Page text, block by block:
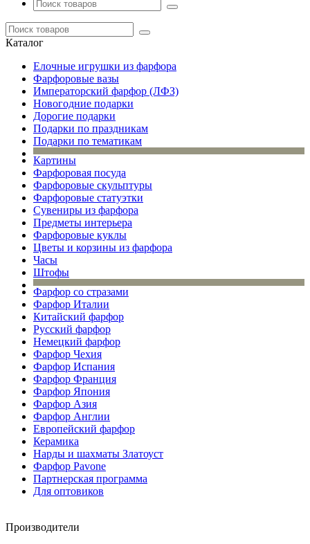
Каталог
Елочные игрушки из фарфора
Фарфоровые вазы
Императорский фарфор (ЛФЗ)
Новогодние подарки
Дорогие подарки
Подарки по праздникам
Подарки по тематикам
Картины
Фарфоровая посуда
Фарфоровые скульптуры
Фарфоровые статуэтки
Сувениры из фарфора
Предметы интерьера
Фарфоровые куклы
Цветы и корзины из фарфора
Часы
Штофы
Фарфор со стразами
Фарфор Италии
Китайский фарфор
Русский фарфор
Немецкий фарфор
Фарфор Чехия
Фарфор Испания
Фарфор Франция
Фарфор Япония
Фарфор Азия
Фарфор Англии
Европейский фарфор
Керамика
Нарды и шахматы Златоуст
Фарфор Pavone
Партнерская программа
Для оптовиков
Производители